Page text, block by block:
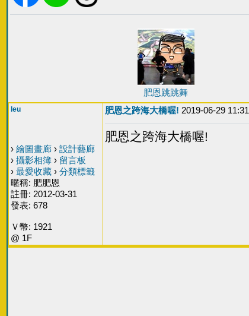
肥恩跳跳舞
leu
› 繪圖畫廊 › 設計藝廊
› 攝影相簿 › 留言板
› 最愛收藏 › 分類標籤
暱稱: 肥肥恩
註冊: 2012-03-31
發表: 678
Ｖ幣: 1921
@ 1F
肥恩之跨海大橋喔! 2019-06-29 11:31
肥恩之跨海大橋喔!